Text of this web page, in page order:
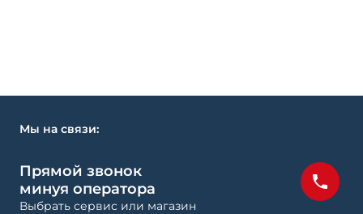
Мы на связи:
Прямой звонок
минуя оператора
Выбрать сервис или магазин